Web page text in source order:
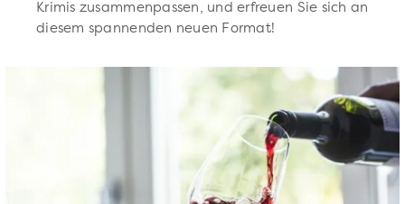
Krimis zusammenpassen, und erfreuen Sie sich an
diesem spannenden neuen Format!